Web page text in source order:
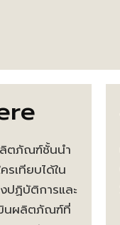
ลิตภัณฑ์ชั้นนำ
เทียบได้ใน
ปฏิบัติการและ
มินผลิตภัณฑ์ที่